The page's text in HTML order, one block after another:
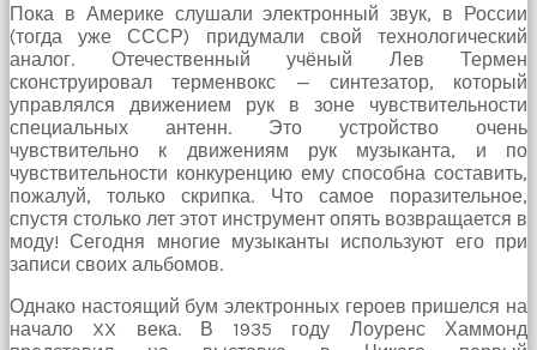
gördüğümde
memelerinin
fotoğrafını
selfie
çekerken
yakaladım
porno
Bir
süre
sessizce
onu
izliyordum
benim
onu
Пока в Америке слушали электронный звук, в России
(тогда уже СССР) придумали свой технологический
аналог. Отечественный учёный Лев Термен
сконструировал терменвокс — синтезатор, который
управлялся движением рук в зоне чувствительности
специальных антенн. Это устройство очень
чувствительно к движениям рук музыканта, и по
чувствительности конкуренцию ему способна составить,
пожалуй, только скрипка. Что самое поразительное,
спустя столько лет этот инструмент опять возвращается в
моду! Сегодня многие музыканты используют его при
записи своих альбомов.
Однако настоящий бум электронных героев пришелся на
начало XX века. В 1935 году Лоуренс Хаммонд